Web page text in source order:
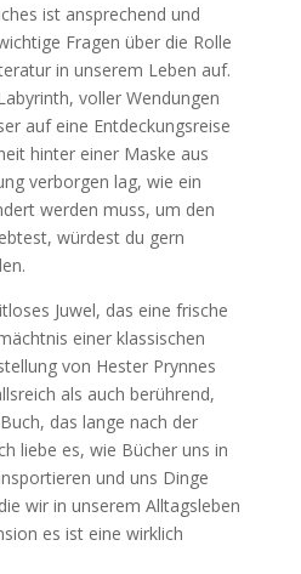
ist ansprechend und
Fragen über die Rolle
in unserem Leben auf.
voller Wendungen
auf eine Entdeckungsreise
hinter einer Maske aus
verborgen lag, wie ein
werden muss, um den
würdest du gern
Juwel, das eine frische
einer klassischen
von Hester Prynnes
als auch berührend,
das lange nach der
liebe es, wie Bücher uns in
und uns Dinge
wir in unserem Alltagsleben
es ist eine wirklich